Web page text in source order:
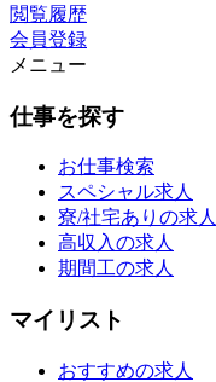
閲覧履歴
会員登録
メニュー
仕事を探す
お仕事検索
スペシャル求人
寮/社宅ありの求人
高収入の求人
期間工の求人
マイリスト
おすすめの求人